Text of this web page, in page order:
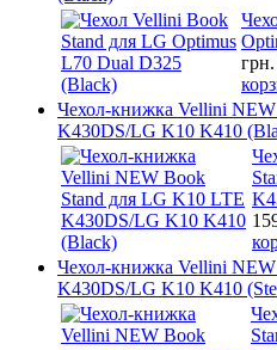
грн.
Чехол-книжка Vellini
K430DS/LG K10 K410
Чехол-книжка Vellini
K430DS/LG K10 K410